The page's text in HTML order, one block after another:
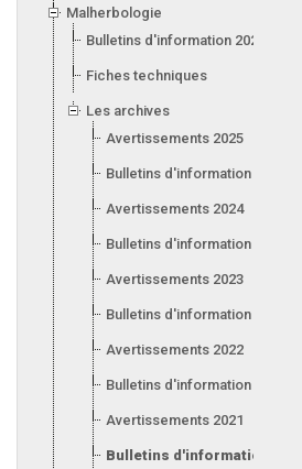
Malherbologie
Bulletins d'information 2026
Fiches techniques
Les archives
Avertissements 2025
Bulletins d'information 2025
Avertissements 2024
Bulletins d'information 2024
Avertissements 2023
Bulletins d'information 2023
Avertissements 2022
Bulletins d'information 2022
Avertissements 2021
Bulletins d'information 2021